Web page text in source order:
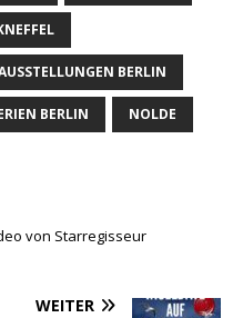
BERLIN
BERLIN NOLDE
von Starregisseur
WEITER